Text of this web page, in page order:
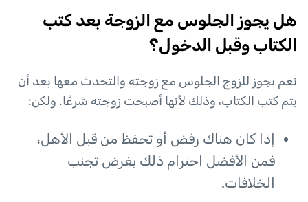
هل يجوز الجلوس مع الزوجة بعد كتب
الكتاب وقبل الدخول؟
نعم يجوز للزوج الجلوس مع زوجته والتحدث معها بعد أن
يتم كتب الكتاب، وذلك لأنها أصبحت زوجته شرعًا. ولكن:
إذا كان هناك رفض أو تحفظ من قبل الأهل،
فمن الأفضل احترام ذلك بغرض تجنب
الخلافات.